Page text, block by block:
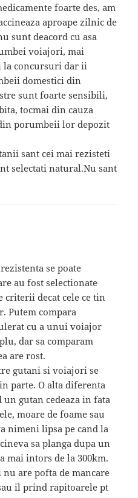
foarte des, am
aproape zilnic de
sunt deacord cu asa
voiajori, mai
concursuri dar ii
domestici din
sunt foarte sensibili,
tocmai din cauza
porumbeii lor depozit
sant cei mai rezisteti
selectati natural.Nu sant
se poate
au fost selectionate
decat cele ce tin
Putem compara
cu a unui voiajor
dar sa comparam
are rost.
gutani si voiajori se
parte. O alta diferenta
un gutan cedeaza in fata
moare de foame sau
nimeni lipsa pe cand la
sa planga dupa un
mai intors de la 300km.
are pofta de mancare
il prind rapitoarele pt